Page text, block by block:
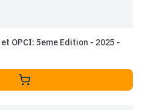
OPCI: 5eme Edition - 2025 -